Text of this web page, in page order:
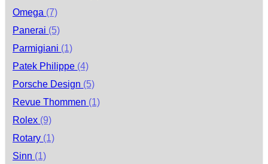
Omega (7)
Panerai (5)
Parmigiani (1)
Patek Philippe (4)
Porsche Design (5)
Revue Thommen (1)
Rolex (9)
Rotary (1)
Sinn (1)